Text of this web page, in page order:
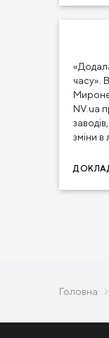
часу».
NV.ua
зміни в
Головна